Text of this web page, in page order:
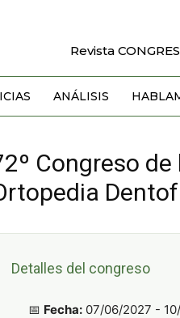
Revista
ANÁLISIS
Congreso
Detalles del congreso
📅 Fecha: 07/06/2027 -